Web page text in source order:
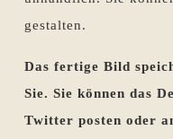
gestalten.
Das fertige Bild
Sie. Sie können das
Twitter posten oder